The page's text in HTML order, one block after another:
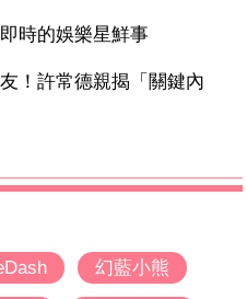
時的娛樂星鮮事
！許常德親揭「關鍵內
幻藍小熊